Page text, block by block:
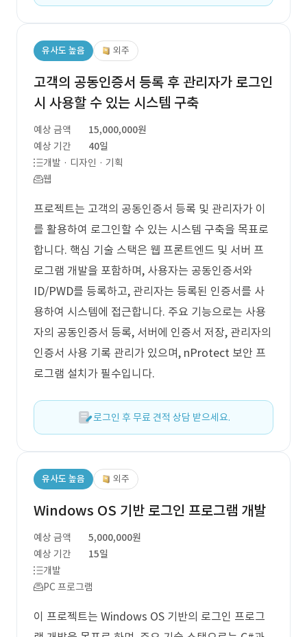
유사도 높음 외주
고객의 공동인증서 등록 후 관리자가 로그인
시 사용할 수 있는 시스템 구축
예상 금액
15,000,000원
예상 기간
40일
개발 · 디자인 · 기획
웹
프로젝트는 고객의 공동인증서 등록 및 관리자가 이
를 활용하여 로그인할 수 있는 시스템 구축을 목표로
합니다. 핵심 기술 스택은 웹 프론트엔드 및 서버 프
로그램 개발을 포함하며, 사용자는 공동인증서와
ID/PWD를 등록하고, 관리자는 등록된 인증서를 사
용하여 시스템에 접근합니다. 주요 기능으로는 사용
자의 공동인증서 등록, 서버에 인증서 저장, 관리자의
인증서 사용 기록 관리가 있으며, nProtect 보안 프
로그램 설치가 필수입니다.
로그인 후 무료 견적 상담 받으세요.
유사도 높음 외주
Windows OS 기반 로그인 프로그램 개발
예상 금액
5,000,000원
예상 기간
15일
개발
PC 프로그램
이 프로젝트는 Windows OS 기반의 로그인 프로그